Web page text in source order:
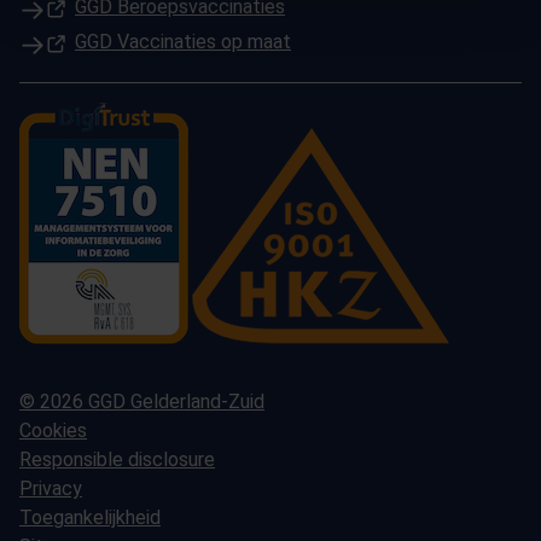
GGD Beroepsvaccinaties
(Opent in een nieuw tabblad)
GGD Vaccinaties op maat
(Opent in een nieuw tabblad)
© 2026 GGD Gelderland-Zuid
Cookies
Responsible disclosure
Privacy
Toegankelijkheid